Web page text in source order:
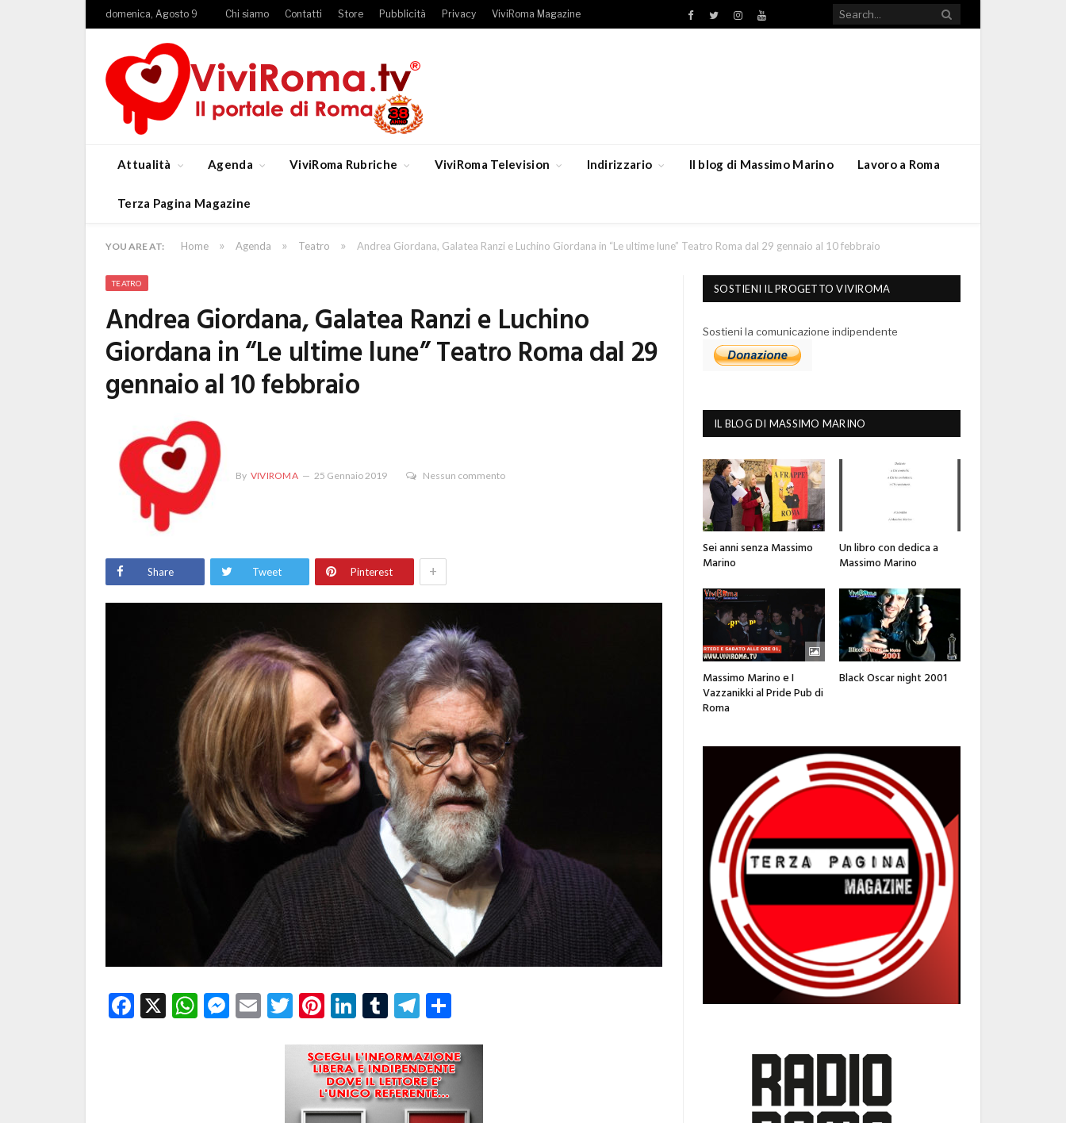
domenica, Agosto 9 Chi siamo Contatti Store Pubblicità Privacy ViviRoma Magazine Facebook
TwitterInstagramYouTube
Attualità Agenda ViviRoma Rubriche ViviRoma Television Indirizzario Il blog di Massimo Marino Lavoro a Roma
Terza Pagina Magazine
YOU ARE AT: Home » Agenda » Teatro » Andrea Giordana, Galatea Ranzi e Luchino Giordana in “Le ultime lune” Teatro Roma dal 29 gennaio al 10 febbraio
TEATRO
Andrea Giordana, Galatea Ranzi e Luchino
Giordana in “Le ultime lune” Teatro Roma dal 29
gennaio al 10 febbraio
By VIVIROMA 25 Gennaio 2019 Nessun commento
Share Tweet Pinterest +
Facebook
X WhatsApp
Messenger
EmailTwitter
Pinterest
LinkedIn
TumblrTelegram
SOSTIENI IL PROGETTO VIVIROMA
Sostieni la comunicazione indipendente
IL BLOG DI MASSIMO MARINO
Sei anni senza Massimo
Marino
Un libro con dedica a
Massimo Marino
Massimo Marino e I
Vazzanikki al Pride Pub di
Roma
Black Oscar night 2001